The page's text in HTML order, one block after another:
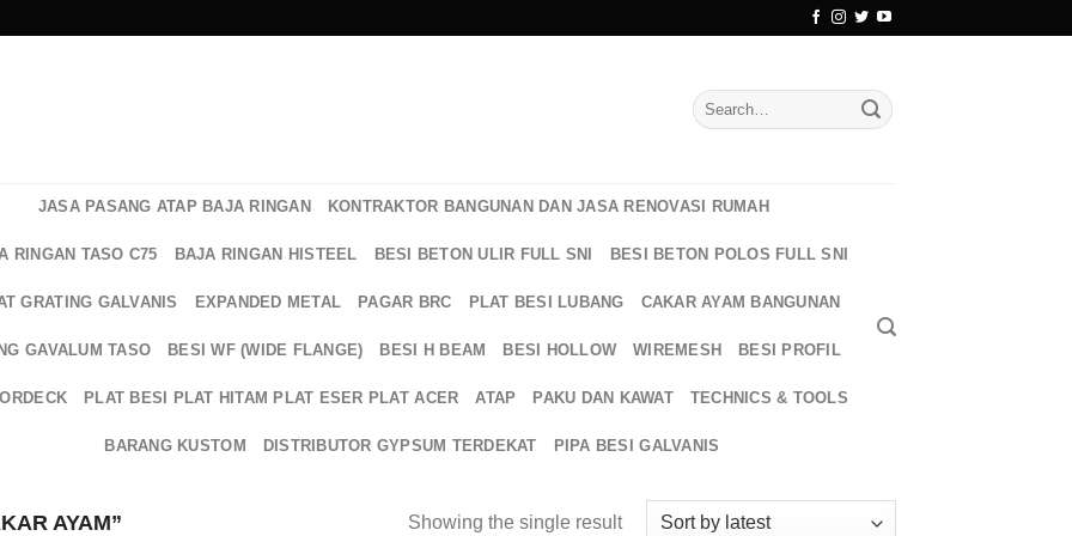
Search
for:
JASA PASANG ATAP BAJA RINGAN KONTRAKTOR BANGUNAN DAN JASA RENOVASI RUMAH
RINGAN TASO C75 BAJA RINGAN HISTEEL BESI BETON ULIR FULL SNI BESI BETON POLOS FULL SNI
GRATING GALVANIS EXPANDED METAL PAGAR BRC PLAT BESI LUBANG CAKAR AYAM BANGUNAN
GAVALUM TASO BESI WF (WIDE FLANGE) BESI H BEAM BESI HOLLOW WIREMESH BESI PROFIL
PLAT BESI PLAT HITAM PLAT ESER PLAT ACER ATAP PAKU DAN KAWAT TECHNICS & TOOLS
BARANG KUSTOM DISTRIBUTOR GYPSUM TERDEKAT PIPA BESI GALVANIS
AYAM” Showing the single result